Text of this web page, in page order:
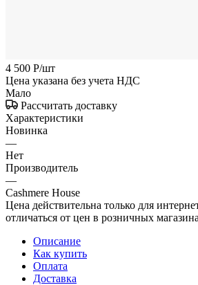
4 500 Р/шт
Цена указана без учета НДС
Мало
Рассчитать доставку
Характеристики
Новинка
—
Нет
Производитель
—
Cashmere House
Цена действительна только для
отличаться от цен в розничных
Описание
Как купить
Оплата
Доставка